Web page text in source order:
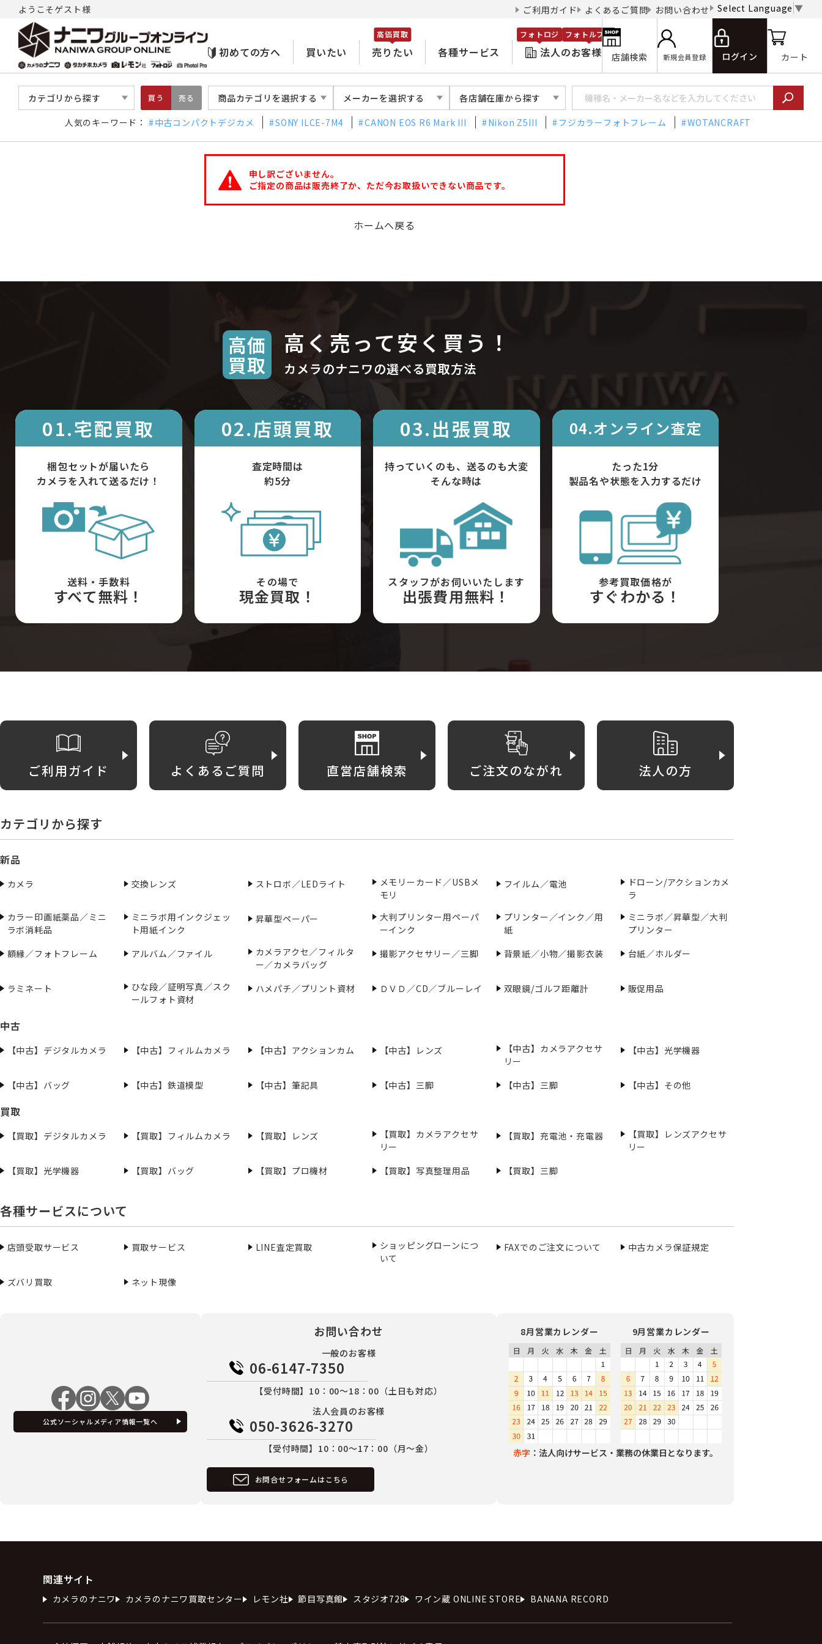
ようこそゲスト様 ご利用ガイド よくあるご質問 お問い合わせ Select Language ▼
初めての方へ 買いたい 売りたい
高価買取
各種サービス 法人のお客様
フォトロジ フォトルプロ
店舗検索 新規会員登録 ログイン カート
カテゴリから探す 買う 売る 商品カテゴリを選択する メーカーを選択する 各店舗在庫から探す
人気のキーワード： 中古コンパクトデジカメ SONY ILCE-7M4 CANON EOS R6 Mark III Nikon Z5III フジカラーフォトフレーム WOTANCRAFT
申し訳ございません。
ご指定の商品は販売終了か、ただ今お取扱いできない商品です。
ホームへ戻る
高価
買取
高く売って安く買う！
カメラのナニワの選べる買取方法
01.宅配買取
梱包セットが届いたら
カメラを入れて送るだけ！
送料・手数料
すべて無料！
02.店頭買取
査定時間は
約5分
その場で
現金買取！
03.出張買取
持っていくのも、送るのも大変
そんな時は
スタッフがお伺いいたします
出張費用無料！
04.オンライン査定
たった1分
製品名や状態を入力するだけ
参考買取価格が
すぐわかる！
ご利用ガイド よくあるご質問 直営店舗検索 ご注文のながれ 法人の方
カテゴリから探す
新品
カメラ 交換レンズ ストロボ／LEDライト
メモリーカード／USBメ
モリ
フイルム／電池
ドローン/アクションカメ
ラ
カラー印画紙薬品／ミニ
ラボ消耗品
ミニラボ用インクジェッ
ト用紙インク
昇華型ペーパー
大判プリンター用ペーパ
ーインク
プリンター／インク／用
紙
ミニラボ／昇華型／大判
プリンター
額縁／フォトフレーム
アルバム／ファイル
カメラアクセ／フィルタ
ー／カメラバッグ
撮影アクセサリー／三脚 背景紙／小物／撮影衣装 台紙／ホルダー
ラミネート
ひな段／証明写真／スク
ールフォト資材
ハメパチ／プリント資材 ＤＶＤ／CD／ブルーレイ 双眼鏡/ゴルフ距離計 販促用品
中古
【中古】デジタルカメラ 【中古】フィルムカメラ 【中古】アクションカム 【中古】レンズ
【中古】カメラアクセサ
リー
【中古】光学機器
【中古】バッグ 【中古】鉄道模型 【中古】筆記具 【中古】三脚 【中古】三脚 【中古】その他
買取
【買取】デジタルカメラ 【買取】フィルムカメラ 【買取】レンズ
【買取】カメラアクセサ
リー
【買取】充電池・充電器
【買取】レンズアクセサ
リー
【買取】光学機器
【買取】バッグ 【買取】プロ機材 【買取】写真整理用品 【買取】三脚
各種サービスについて
店頭受取サービス 買取サービス LINE査定買取
ショッピングローンにつ
いて
FAXでのご注文について 中古カメラ保証規定
ズバリ買取 ネット現像
公式ソーシャルメディア情報一覧へ
お問い合わせ
一般のお客様
06-6147-7350
【受付時間】10：00～18：00（土日も対応）
法人会員のお客様
050-3626-3270
【受付時間】10：00～17：00（月～金）
お問合せフォームはこちら
8月営業カレンダー 9月営業カレンダー
赤字 ：法人向けサービス・業務の休業日となります。
関連サイト
カメラのナニワ カメラのナニワ買取センター レモン社 節目写真館 スタジオ728 ワイン蔵 ONLINE STORE BANANA RECORD